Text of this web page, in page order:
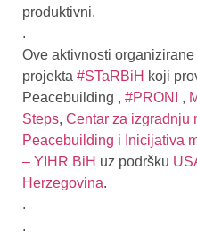
produktivni.
.
Ove aktivnosti
projekta #STaRBiH koji
Peacebuilding , #PRONI ,
Steps, Centar za izgradnju
Peacebuilding i Inicijativa
– YIHR BiH uz podršku
Herzegovina.
.
.